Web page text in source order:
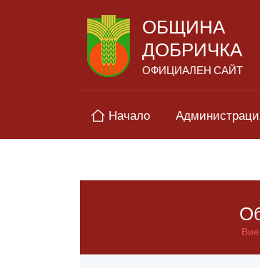
ОБЩИНА
ДОБРИЧКА
ОФИЦИАЛЕН САЙТ
Начало
Вие